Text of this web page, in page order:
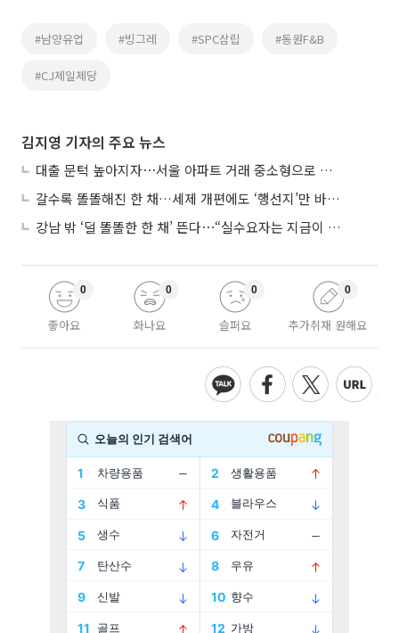
#남양유업 #빙그레 #SPC삼립 #동원F&B
#CJ제일제당
김지영 기자의 주요 뉴스
대출 문턱 높아지자⋯서울 아파트 거래 중소형으로 쏠렸다
갈수록 똘똘해진 한 채…세제 개편에도 ‘행선지’만 바뀐다
강남 밖 ‘덜 똘똘한 한 채’ 뜬다⋯“실수요자는 지금이 기회”
좋아요
0
화나요
0
슬퍼요
0
추가취재 원해요
0